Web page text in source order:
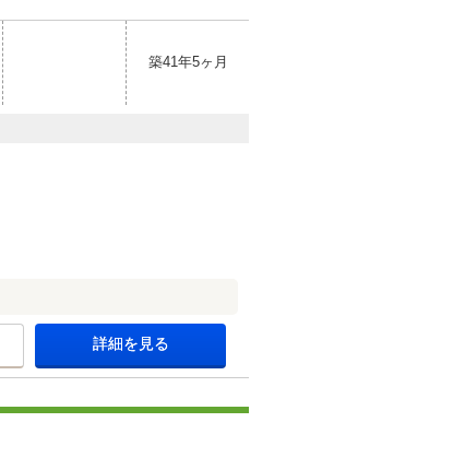
築41年5ヶ月
詳細を見る